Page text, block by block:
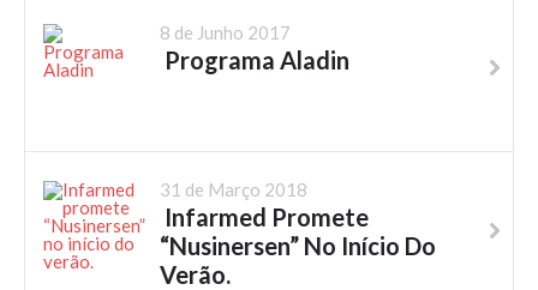
8 de Junho 2017
Programa Aladin
31 de Março 2018
Infarmed Promete
“Nusinersen” No Início Do
Verão.